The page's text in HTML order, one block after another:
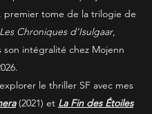
premier tome de la trilogie de
Les Chroniques d’Isulgaar,
son intégralité chez Mojenn
le thriller SF avec mes
(2021) et La Fin des Étoiles